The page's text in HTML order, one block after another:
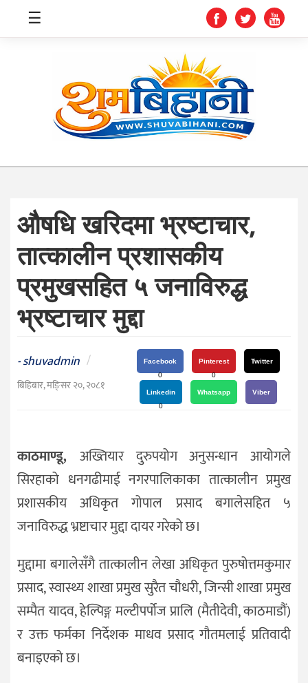
स्वास्थ्य
शिक्षा
संघीय
प्रविधि
जीवनशैली
दर्शन
संस्कृति
विचार
☰
औषधि खरिदमा भ्रष्टाचार,
तात्कालीन प्रशासकीय
प्रमुखसहित ५ जनाविरुद्ध
भ्रष्टाचार मुद्दा
-shuvadmin /
बिहिबार, मङि्सर २०, २०८१
Facebook
0
Pinterest
0
Twitter
Linkedin
0
Whatsapp Viber
काठमाण्डू, अख्तियार दुरुपयोग अनुसन्धान आयोगले
सिरहाको धनगढीमाई नगरपालिकाका तात्कालीन प्रमुख
प्रशासकीय अधिकृत गोपाल प्रसाद बगालेसहित ५
जनाविरुद्ध भ्रष्टाचार मुद्दा दायर गरेको छ।
मुद्दामा बगालेसँगै तात्कालीन लेखा अधिकृत पुरुषोत्तमकुमार
प्रसाद, स्वास्थ्य शाखा प्रमुख सुरैत चौधरी, जिन्सी शाखा प्रमुख
सम्पैत यादव, हेल्पिङ्ग मल्टीपर्पोज प्रालि (मैतीदेवी, काठमाडौं)
र उक्त फर्मका निर्देशक माधव प्रसाद गौतमलाई प्रतिवादी
बनाइएको छ।